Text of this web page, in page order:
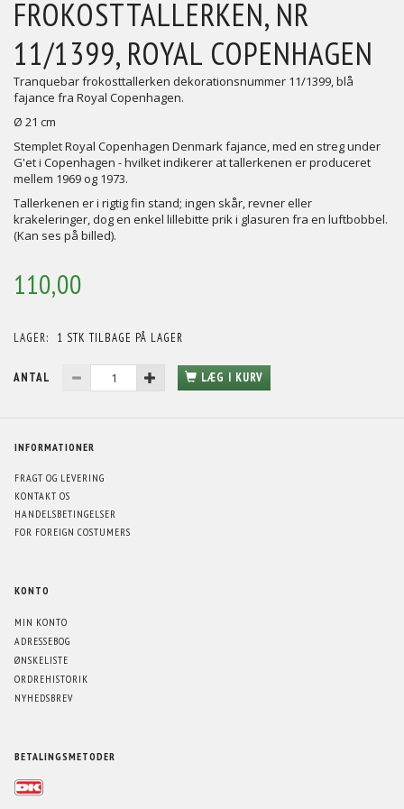
FROKOSTTALLERKEN, NR
11/1399, ROYAL COPENHAGEN
Tranquebar frokosttallerken dekorationsnummer 11/1399, blå
fajance fra Royal Copenhagen.
Ø 21 cm
Stemplet Royal Copenhagen Denmark fajance, med en streg under
G'et i Copenhagen - hvilket indikerer at tallerkenen er produceret
mellem 1969 og 1973.
Tallerkenen er i rigtig fin stand; ingen skår, revner eller
krakeleringer, dog en enkel lillebitte prik i glasuren fra en luftbobbel.
(Kan ses på billed).
110,00
LAGER: 1 STK TILBAGE PÅ LAGER
ANTAL LÆG I KURV
INFORMATIONER
FRAGT OG LEVERING
KONTAKT OS
HANDELSBETINGELSER
FOR FOREIGN COSTUMERS
KONTO
MIN KONTO
ADRESSEBOG
ØNSKELISTE
ORDREHISTORIK
NYHEDSBREV
BETALINGSMETODER